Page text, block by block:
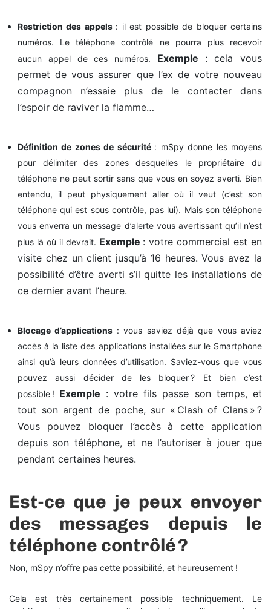
Restriction des appels : il est possible de bloquer certains
numéros. Le téléphone contrôlé ne pourra plus recevoir
aucun appel de ces numéros. Exemple : cela vous
permet de vous assurer que l’ex de votre nouveau
compagnon n’essaie plus de le contacter dans
l’espoir de raviver la flamme…
Définition de zones de sécurité : mSpy donne les moyens
pour délimiter des zones desquelles le propriétaire du
téléphone ne peut sortir sans que vous en soyez averti. Bien
entendu, il peut physiquement aller où il veut (c’est son
téléphone qui est sous contrôle, pas lui). Mais son téléphone
vous enverra un message d’alerte vous avertissant qu’il n’est
plus là où il devrait. Exemple : votre commercial est en
visite chez un client jusqu’à 16 heures. Vous avez la
possibilité d’être averti s’il quitte les installations de
ce dernier avant l’heure.
Blocage d’applications : vous saviez déjà que vous aviez
accès à la liste des applications installées sur le Smartphone
ainsi qu’à leurs données d’utilisation. Saviez-vous que vous
pouvez aussi décider de les bloquer ? Et bien c’est
possible ! Exemple : votre fils passe son temps, et
tout son argent de poche, sur « Clash of Clans » ?
Vous pouvez bloquer l’accès à cette application
depuis son téléphone, et ne l’autoriser à jouer que
pendant certaines heures.
Est-ce que je peux envoyer
des messages depuis le
téléphone contrôlé ?
Non, mSpy n’offre pas cette possibilité, et heureusement !
Cela est très certainement possible techniquement. Le